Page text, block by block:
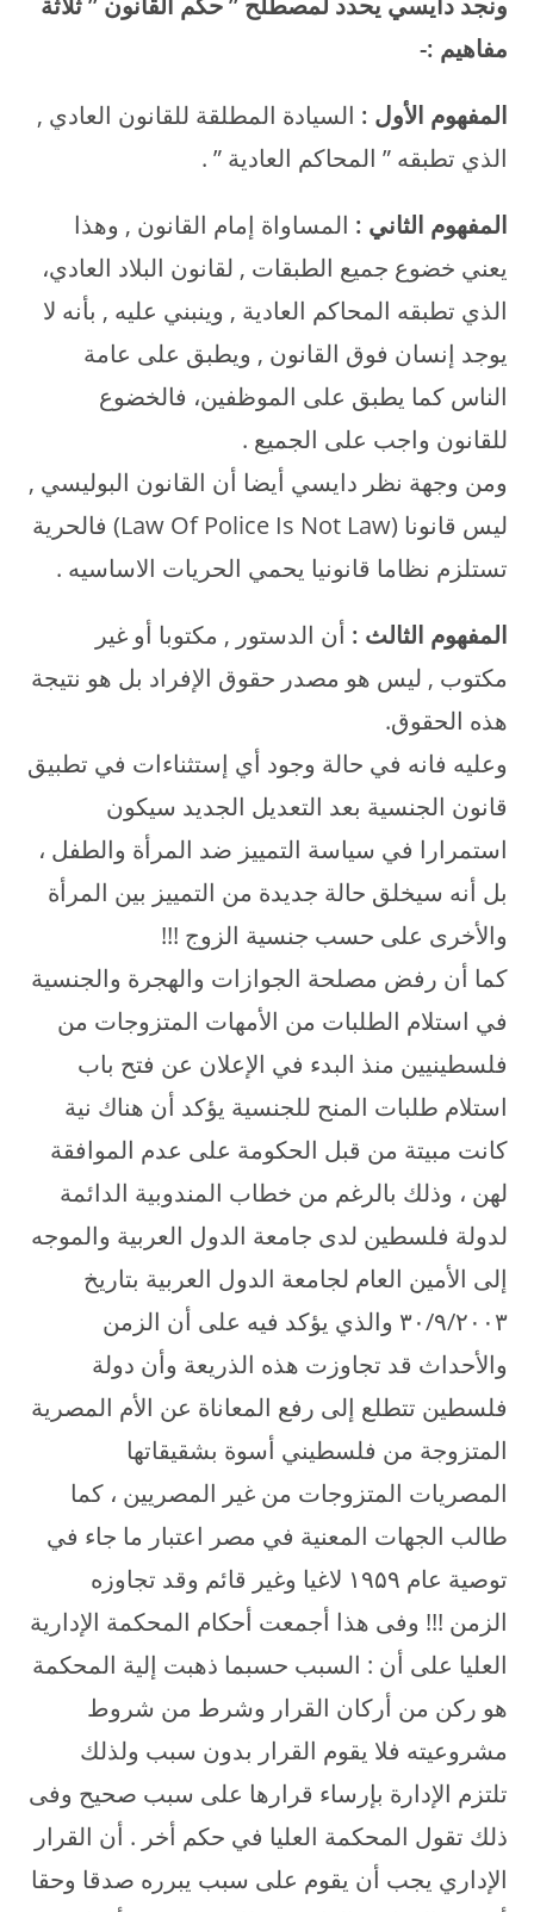
مفاهيم :-
المفهوم الأول : السيادة المطلقة للقانون العادي ,
الذي تطبقه ” المحاكم العادية ” .
المفهوم الثاني : المساواة إمام القانون , وهذا
يعني خضوع جميع الطبقات , لقانون البلاد العادي،
الذي تطبقه المحاكم العادية , وينبني عليه , بأنه لا
يوجد إنسان فوق القانون , ويطبق على عامة
الناس كما يطبق على الموظفين، فالخضوع
للقانون واجب على الجميع .
ومن وجهة نظر دايسي أيضا أن القانون البوليسي ,
ليس قانونا (Law Of Police Is Not Law) فالحرية
تستلزم نظاما قانونيا يحمي الحريات الاساسيه .
المفهوم الثالث : أن الدستور , مكتوبا أو غير
مكتوب , ليس هو مصدر حقوق الإفراد بل هو نتيجة
هذه الحقوق.
وعليه فانه في حالة وجود أي إستثناءات في تطبيق
قانون الجنسية بعد التعديل الجديد سيكون
استمرارا في سياسة التمييز ضد المرأة والطفل ،
بل أنه سيخلق حالة جديدة من التمييز بين المرأة
والأخرى على حسب جنسية الزوج !!!
كما أن رفض مصلحة الجوازات والهجرة والجنسية
في استلام الطلبات من الأمهات المتزوجات من
فلسطينيين منذ البدء في الإعلان عن فتح باب
استلام طلبات المنح للجنسية يؤكد أن هناك نية
كانت مبيتة من قبل الحكومة على عدم الموافقة
لهن ، وذلك بالرغم من خطاب المندوبية الدائمة
لدولة فلسطين لدى جامعة الدول العربية والموجه
إلى الأمين العام لجامعة الدول العربية بتاريخ
۳۰/۹/۲۰۰۳ والذي يؤكد فيه على أن الزمن
والأحداث قد تجاوزت هذه الذريعة وأن دولة
فلسطين تتطلع إلى رفع المعاناة عن الأم المصرية
المتزوجة من فلسطيني أسوة بشقيقاتها
المصريات المتزوجات من غير المصريين ، كما
طالب الجهات المعنية في مصر اعتبار ما جاء في
توصية عام ۱۹۵۹ لاغيا وغير قائم وقد تجاوزه
الزمن !!! وفى هذا أجمعت أحكام المحكمة الإدارية
العليا على أن : السبب حسبما ذهبت إلية المحكمة
هو ركن من أركان القرار وشرط من شروط
مشروعيته فلا يقوم القرار بدون سبب ولذلك
تلتزم الإدارة بإرساء قرارها على سبب صحيح وفى
ذلك تقول المحكمة العليا في حكم أخر . أن القرار
الإداري يجب أن يقوم على سبب يبرره صدقا وحقا